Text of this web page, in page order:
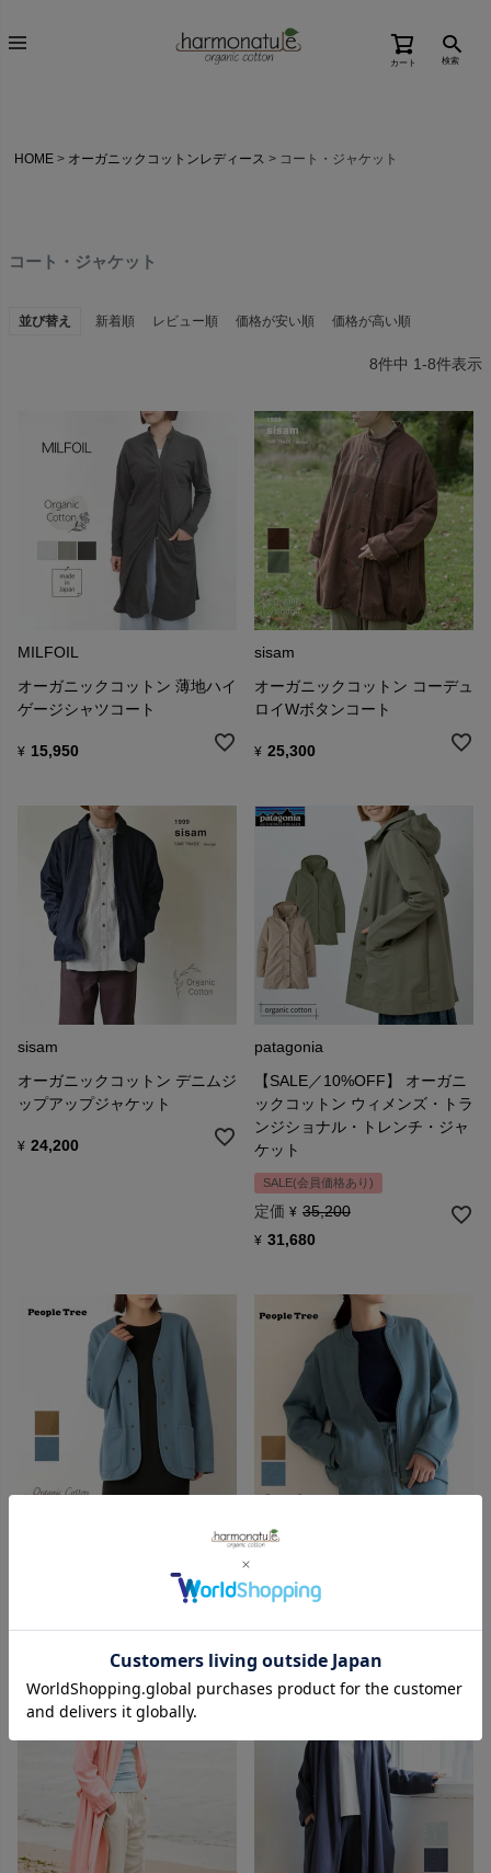
カート 検索
HOME オーガニックコットンレディース コート・ジャケット
コート・ジャケット
並び替え 新着順 レビュー順 価格が安い順 価格が高い順
8件中 1-8件表示
MILFOIL
オーガニックコットン 薄地ハイ
ゲージシャツコート
¥ 15,950
sisam
オーガニックコットン コーデュ
ロイWボタンコート
¥ 25,300
sisam
オーガニックコットン デニムジ
ップアップジャケット
¥ 24,200
patagonia
【SALE／10%OFF】 オーガニ
ックコットン ウィメンズ・トラ
ンジショナル・トレンチ・ジャ
ケット
SALE(会員価格あり)
定価 ¥ 35,200
¥ 31,680
オーガニックコットン 裏起毛カ
¥ 15,400
PeopleTree
ルゾン
¥ 19,800